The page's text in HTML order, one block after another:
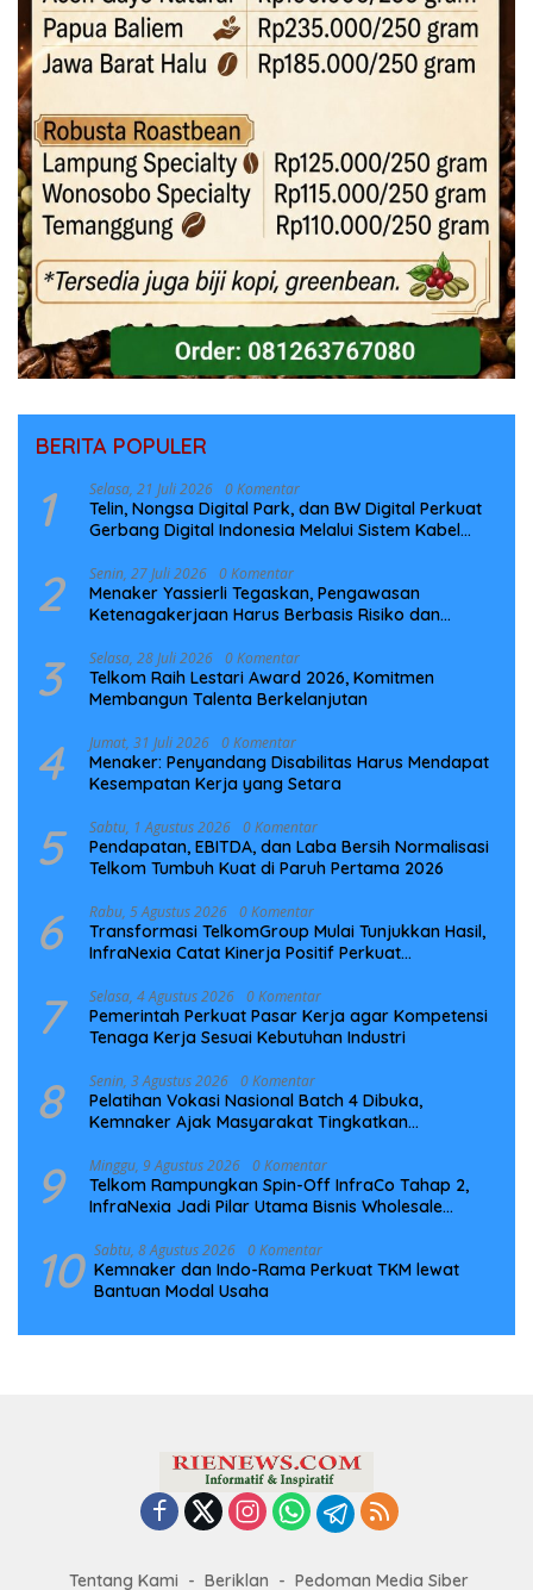
BERITA POPULER
1 Selasa, 21 Juli 2026 0 Komentar
Telin, Nongsa Digital Park, dan BW Digital Perkuat
Gerbang Digital Indonesia Melalui Sistem Kabel
2 Senin, 27 Juli 2026 0 Komentar
Menaker Yassierli Tegaskan, Pengawasan
Ketenagakerjaan Harus Berbasis Risiko dan
3 Selasa, 28 Juli 2026 0 Komentar
Telkom Raih Lestari Award 2026, Komitmen
Membangun Talenta Berkelanjutan
4 Jumat, 31 Juli 2026 0 Komentar
Menaker: Penyandang Disabilitas Harus Mendapat
Kesempatan Kerja yang Setara
5 Sabtu, 1 Agustus 2026 0 Komentar
Pendapatan, EBITDA, dan Laba Bersih Normalisasi
Telkom Tumbuh Kuat di Paruh Pertama 2026
6 Rabu, 5 Agustus 2026 0 Komentar
Transformasi TelkomGroup Mulai Tunjukkan Hasil,
InfraNexia Catat Kinerja Positif Perkuat
7 Selasa, 4 Agustus 2026 0 Komentar
Pemerintah Perkuat Pasar Kerja agar Kompetensi
Tenaga Kerja Sesuai Kebutuhan Industri
8 Senin, 3 Agustus 2026 0 Komentar
Pelatihan Vokasi Nasional Batch 4 Dibuka,
Kemnaker Ajak Masyarakat Tingkatkan
9 Minggu, 9 Agustus 2026 0 Komentar
Telkom Rampungkan Spin-Off InfraCo Tahap 2,
InfraNexia Jadi Pilar Utama Bisnis Wholesale
10 Sabtu, 8 Agustus 2026 0 Komentar
Kemnaker dan Indo-Rama Perkuat TKM lewat
Bantuan Modal Usaha
Tentang Kami Beriklan Pedoman Media Siber